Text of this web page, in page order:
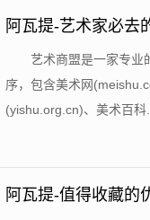
阿瓦提-艺术家必去
艺术商盟是一家专业
序，包含美术网
(yishu.org.cn)、美术百科
阿瓦提-值得收藏的